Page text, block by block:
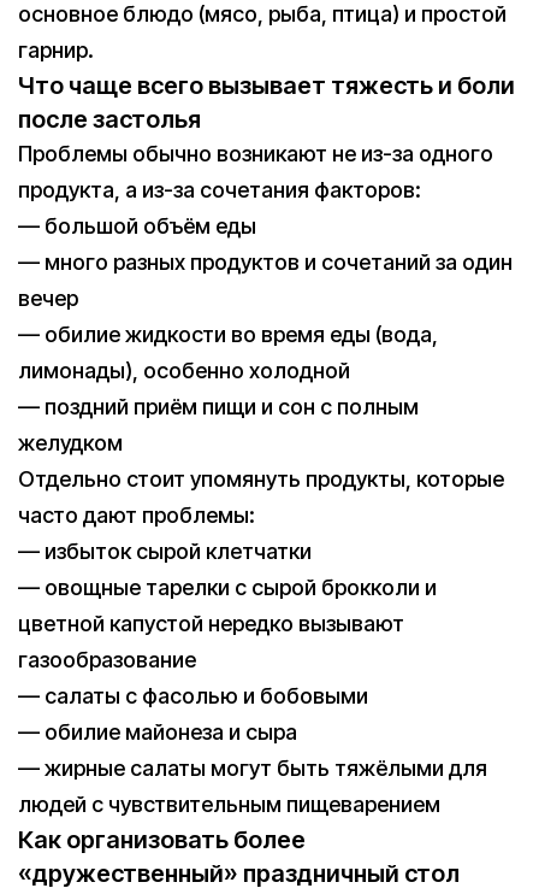
основное блюдо (мясо, рыба, птица) и простой
гарнир.
Что чаще всего вызывает тяжесть и боли
после застолья
Проблемы обычно возникают не из-за одного
продукта, а из-за сочетания факторов:
— большой объём еды
— много разных продуктов и сочетаний за один
вечер
— обилие жидкости во время еды (вода,
лимонады), особенно холодной
— поздний приём пищи и сон с полным
желудком
Отдельно стоит упомянуть продукты, которые
часто дают проблемы:
— избыток сырой клетчатки
— овощные тарелки с сырой брокколи и
цветной капустой нередко вызывают
газообразование
— салаты с фасолью и бобовыми
— обилие майонеза и сыра
— жирные салаты могут быть тяжёлыми для
людей с чувствительным пищеварением
Как организовать более
«дружественный» праздничный стол